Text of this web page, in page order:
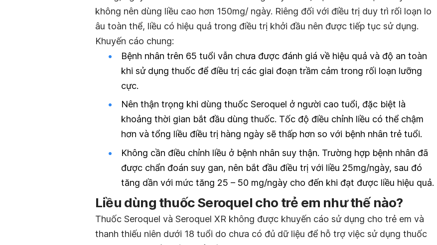
không nên dùng liều cao hơn 150mg/ ngày. Riêng đối với điều trị duy trì rối loạn lo
âu toàn thể, liều có hiệu quả trong điều trị khởi đầu nên được tiếp tục sử dụng.
Khuyến cáo chung:
Bệnh nhân trên 65 tuổi vẫn chưa được đánh giá về hiệu quả và độ an toàn
khi sử dụng thuốc để điều trị các giai đoạn trầm cảm trong rối loạn lưỡng
cực.
Nên thận trọng khi dùng thuốc Seroquel ở người cao tuổi, đặc biệt là
khoảng thời gian bắt đầu dùng thuốc. Tốc độ điều chỉnh liều có thể chậm
hơn và tổng liều điều trị hàng ngày sẽ thấp hơn so với bệnh nhân trẻ tuổi.
Không cần điều chỉnh liều ở bệnh nhân suy thận. Trường hợp bệnh nhân đã
được chẩn đoán suy gan, nên bắt đầu điều trị với liều 25mg/ngày, sau đó
tăng dần với mức tăng 25 – 50 mg/ngày cho đến khi đạt được liều hiệu quả.
Liều dùng thuốc Seroquel cho trẻ em như thế nào?
Thuốc Seroquel và Seroquel XR không được khuyến cáo sử dụng cho trẻ em và
thanh thiếu niên dưới 18 tuổi do chưa có đủ dữ liệu để hỗ trợ việc sử dụng thuốc